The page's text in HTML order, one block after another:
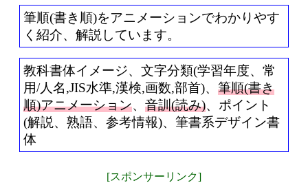
筆順(書き順)をアニメーションでわかりやす
く紹介、解説しています。
教科書体イメージ、文字分類(学習年度、常
用/人名,JIS水準,漢検,画数,部首)、 筆順(書き
順)アニメーション、 音訓(読み)、ポイント
(解説、熟語、参考情報)、筆書系デザイン書
体
[スポンサーリンク]